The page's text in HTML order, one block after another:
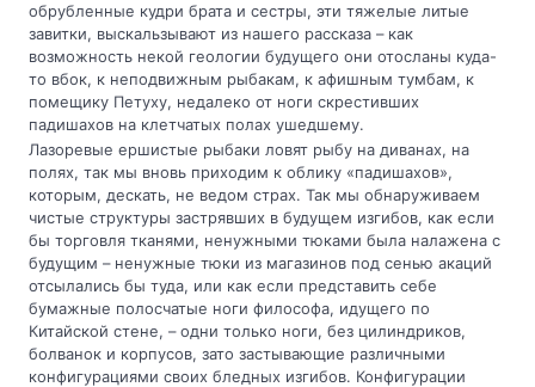
обрубленные кудри брата и сестры, эти тяжелые литые
завитки, выскальзывают из нашего рассказа – как
возможность некой геологии будущего они отосланы куда-
то вбок, к неподвижным рыбакам, к афишным тумбам, к
помещику Петуху, недалеко от ноги скрестивших
падишахов на клетчатых полах ушедшему.
Лазоревые ершистые рыбаки ловят рыбу на диванах, на
полях, так мы вновь приходим к облику «падишахов»,
которым, дескать, не ведом страх. Так мы обнаруживаем
чистые структуры застрявших в будущем изгибов, как если
бы торговля тканями, ненужными тюками была налажена с
будущим – ненужные тюки из магазинов под сенью акаций
отсылались бы туда, или как если представить себе
бумажные полосчатые ноги философа, идущего по
Китайской стене, – одни только ноги, без цилиндриков,
болванок и корпусов, зато застывающие различными
конфигурациями своих бледных изгибов. Конфигурации